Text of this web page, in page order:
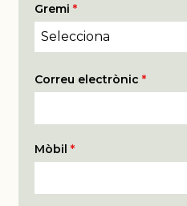
Gremi *
Selecciona
Correu electrònic *
Mòbil *